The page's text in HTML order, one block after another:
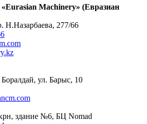
Machinery» (Евразиан
Н.Назарбаева, 277/66
ул. Барыс, 10
здание №6, БЦ Nomad